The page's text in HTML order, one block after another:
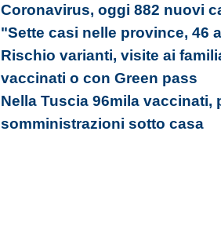
Coronavirus, oggi 882 nuovi
"Sette casi nelle province, 46
Rischio varianti, visite ai
vaccinati o con Green pass
Nella Tuscia 96mila vaccinati,
somministrazioni sotto casa